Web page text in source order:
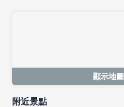
顯示地圖
附近景點